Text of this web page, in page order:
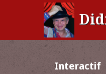
Interactif